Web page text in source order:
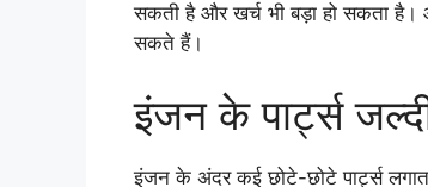
सकती है और खर्च भी बड़ा हो सकता
सकते हैं।
इंजन के पार्ट्स
इंजन के अंदर कई छोटे-छोटे पार्ट्स